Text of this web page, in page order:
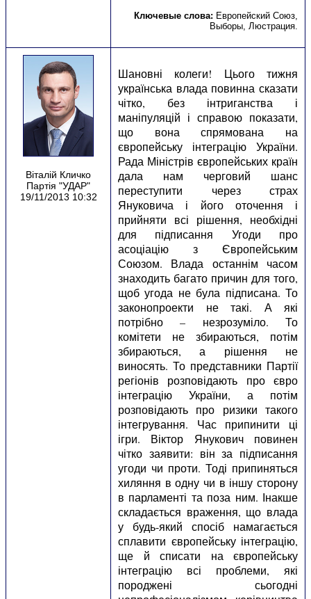
Ключевые слова: Европейский Союз
Выборы Люстрация
Віталій Кличко
Партія "УДАР"
19/11/2013 10:32
Шановні колеги! Цього тижня
українська влада повинна сказати
чітко, без інтриганства і
маніпуляцій і справою показати,
що вона спрямована на
європейську інтеграцію України.
Рада Міністрів європейських країн
дала нам черговий шанс
переступити через страх
Януковича і його оточення і
прийняти всі рішення, необхідні
для підписання Угоди про
асоціацію з Європейським
Союзом. Влада останнім часом
знаходить багато причин для того,
щоб угода не була підписана. То
законопроекти не такі. А які
потрібно – незрозуміло. То
комітети не збираються, потім
збираються, а рішення не
виносять. То представники Партії
регіонів розповідають про євро
інтеграцію України, а потім
розповідають про ризики такого
інтегрування. Час припинити ці
ігри. Віктор Янукович повинен
чітко заявити: він за підписання
угоди чи проти. Тоді припиняться
хиляння в одну чи в іншу сторону
в парламенті та поза ним. Інакше
складається враження, що влада
у будь-який спосіб намагається
сплавити європейську інтеграцію,
ще й списати на європейську
інтеграцію всі проблеми, які
породжені сьогодні